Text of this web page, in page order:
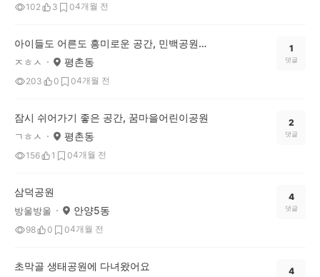
102 3 04개월 전
아이들도 어른도 흥미로운 공간, 민백공원의 특별한 놀이터
ㅈㅎㅅ 평촌동
203 0 04개월 전
1
댓글
잠시 쉬어가기 좋은 공간, 꿈마을어린이공원
ㄱㅎㅅ 평촌동
156 1 04개월 전
2
댓글
삼덕공원
방울방울 안양5동
98 0 04개월 전
4
댓글
초막골 생태공원에 다녀왔어요 4